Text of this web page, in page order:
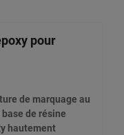
pour
de marquage au
base de résine
hautement